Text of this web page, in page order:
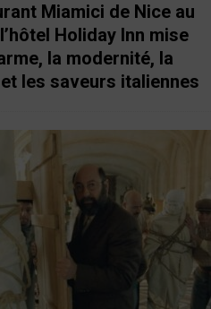
Miamici de Nice au
Holiday Inn mise
la modernité, la
les saveurs italiennes